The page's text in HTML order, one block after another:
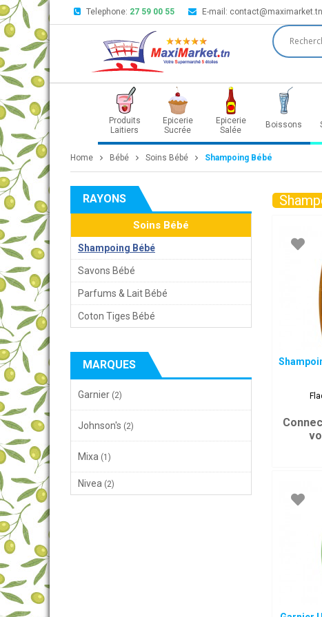
Telephone: 27 59 00 55 E-mail: contact@maximarket.tn
Produits
Laitiers
Epicerie
Sucrée
Epicerie
Salée
Boissons
Home Bébé Soins Bébé Shampoing Bébé
RAYONS
Soins Bébé
Shampoing Bébé
Savons Bébé
Parfums & Lait Bébé
Coton Tiges Bébé
MARQUES
Garnier (2)
Johnson's (2)
Mixa (1)
Nivea (2)